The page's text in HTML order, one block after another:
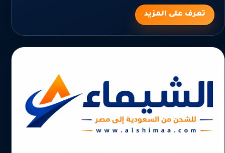
تعرف على المزيد